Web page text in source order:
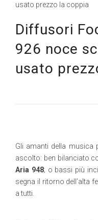
usato prezzo la coppia
Diffusori
926 noce
usato
Gli amanti della musica
ascolto: ben bilanciato
Aria 948; o bassi più
segna il ritorno dell’alta
a tutti.